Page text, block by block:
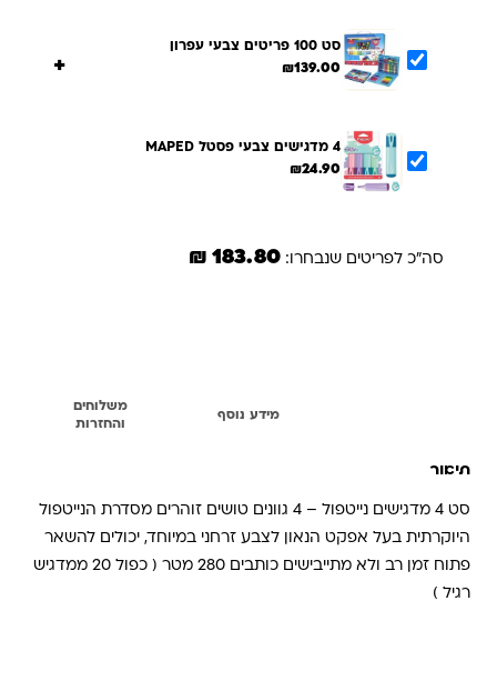
סט 100 פריטים צבעי עפרון
₪139.00
+
4 מדגישים צבעי פסטל MAPED
₪24.90
סה"כ לפריטים שנבחרו: 183.80 ₪
מידע נוסף
משלוחים
והחזרות
תיאור
סט 4 מדגישים נייטפול – 4 גוונים טושים זוהרים מסדרת הנייטפול
היוקרתית בעל אפקט הנאון לצבע זרחני במיוחד, יכולים להשאר
פתוח זמן רב ולא מתייבישים כותבים 280 מטר ( כפול 20 ממדגיש
רגיל )